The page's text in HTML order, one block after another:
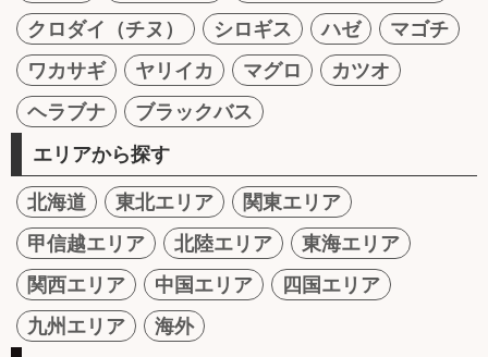
クロダイ（チヌ）
シロギス ハゼ
マゴチ
ワカサギ
ヤリイカ マグロ
カツオ
ヘラブナ
ブラックバス
エリアから探す
北海道 東北エリア
関東エリア
甲信越エリア
北陸エリア
東海エリア
関西エリア
中国エリア
四国エリア
九州エリア
海外